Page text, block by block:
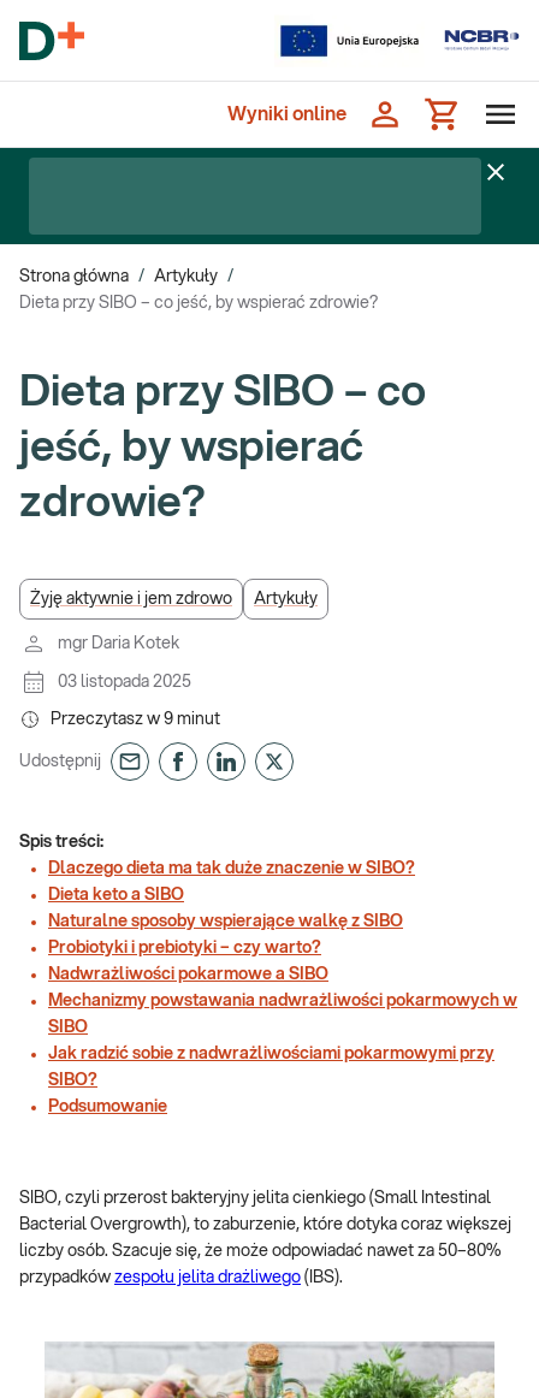
Wyniki online
Strona główna / Artykuły /
Dieta przy SIBO – co jeść, by wspierać zdrowie?
Dieta przy SIBO – co
jeść, by wspierać
zdrowie?
Żyję aktywnie i jem zdrowo Artykuły
mgr Daria Kotek
03 listopada 2025
Przeczytasz w 9 minut
Udostępnij
Spis treści:
Dlaczego dieta ma tak duże znaczenie w SIBO?
Dieta keto a SIBO
Naturalne sposoby wspierające walkę z SIBO
Probiotyki i prebiotyki – czy warto?
Nadwrażliwości pokarmowe a SIBO
Mechanizmy powstawania nadwrażliwości pokarmowych w
SIBO
Jak radzić sobie z nadwrażliwościami pokarmowymi przy
SIBO?
Podsumowanie
SIBO, czyli przerost bakteryjny jelita cienkiego (Small Intestinal
Bacterial Overgrowth), to zaburzenie, które dotyka coraz większej
liczby osób. Szacuje się, że może odpowiadać nawet za 50–80%
przypadków zespołu jelita drażliwego (IBS).